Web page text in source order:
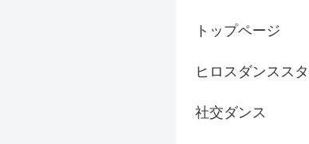
トップページ
ヒロスダンスス
社交ダンス